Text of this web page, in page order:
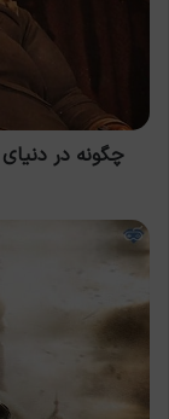
Resident
نقد
و
Prince
Forgotten